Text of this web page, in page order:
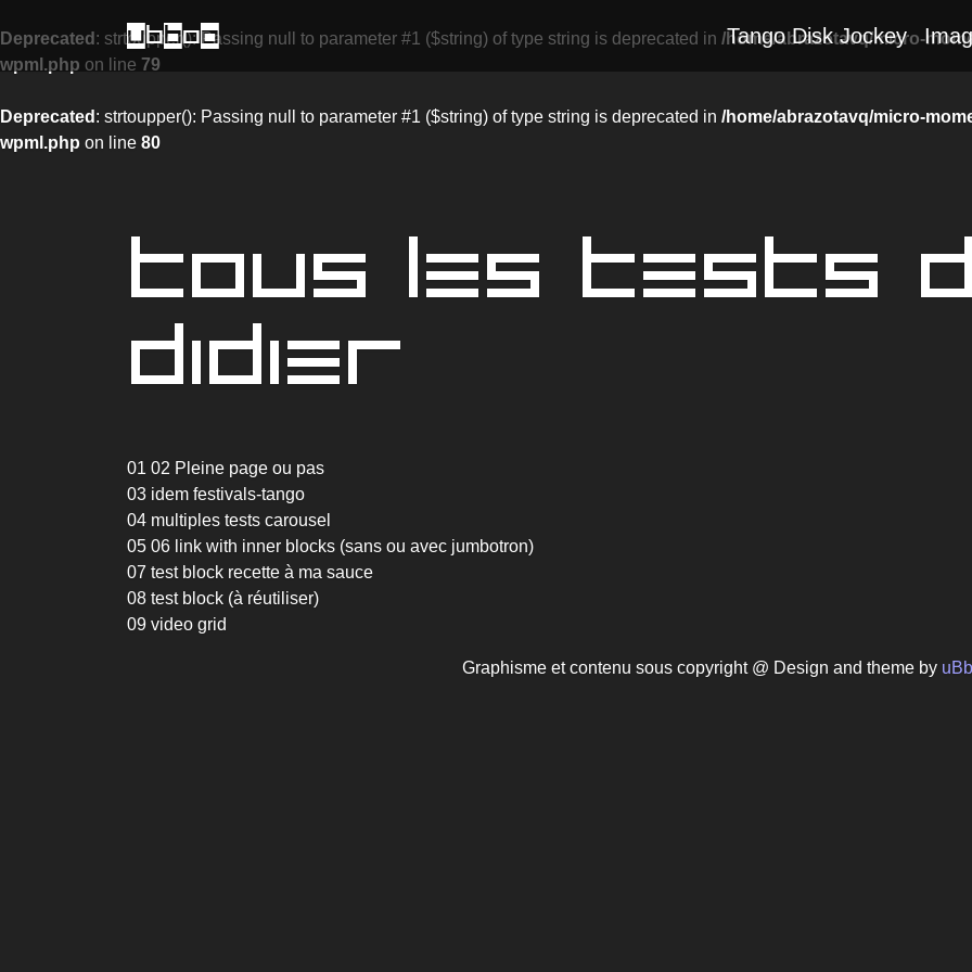
Deprecated : strtoupper(): Passing null to parameter #1 ($string) of type string is deprecated in /home/abrazotavq/micro-
wpml.php on line 79
Deprecated : strtoupper(): Passing null to parameter #1 ($string) of type string is deprecated in /home/abrazotavq/micro-
wpml.php on line 80
uBbOo Tango Disk Jockey
TOUS LES TESTS
DIDIER
01 02 Pleine page ou pas
03 idem festivals-tango
04 multiples tests carousel
05 06 link with inner blocks (sans ou avec jumbotron)
07 test block recette à ma sauce
08 test block (à réutiliser)
09 video grid
Graphisme et contenu sous copyright @ Design and theme by